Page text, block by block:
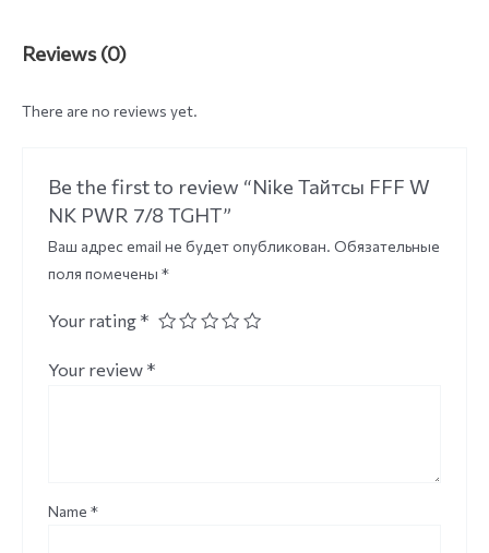
Reviews (0)
There are no reviews yet.
Be the first to review “Nike Тайтсы FFF W
NK PWR 7/8 TGHT”
Ваш адрес email не будет опубликован. Обязательные
поля помечены *
Your rating *
Your review *
Name *